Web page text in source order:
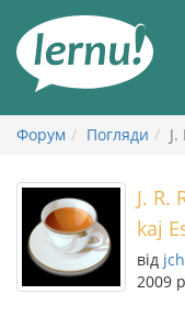
змісту
Форум Погляди
J. R.
kaj
від
2009